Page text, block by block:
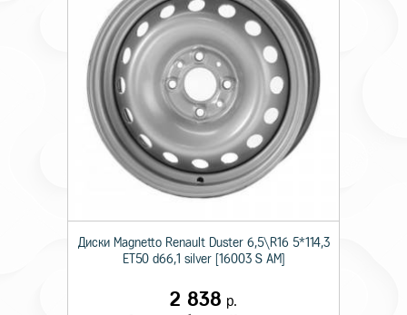
Диски Magnetto Renault Duster 6,5\R16 5*114,3
ET50 d66,1 silver [16003 S AM]
2 838 р.